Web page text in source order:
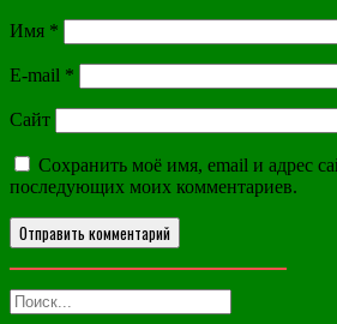
Имя *
E-mail *
Сайт
Сохранить моё имя, email и адрес
последующих моих комментариев.